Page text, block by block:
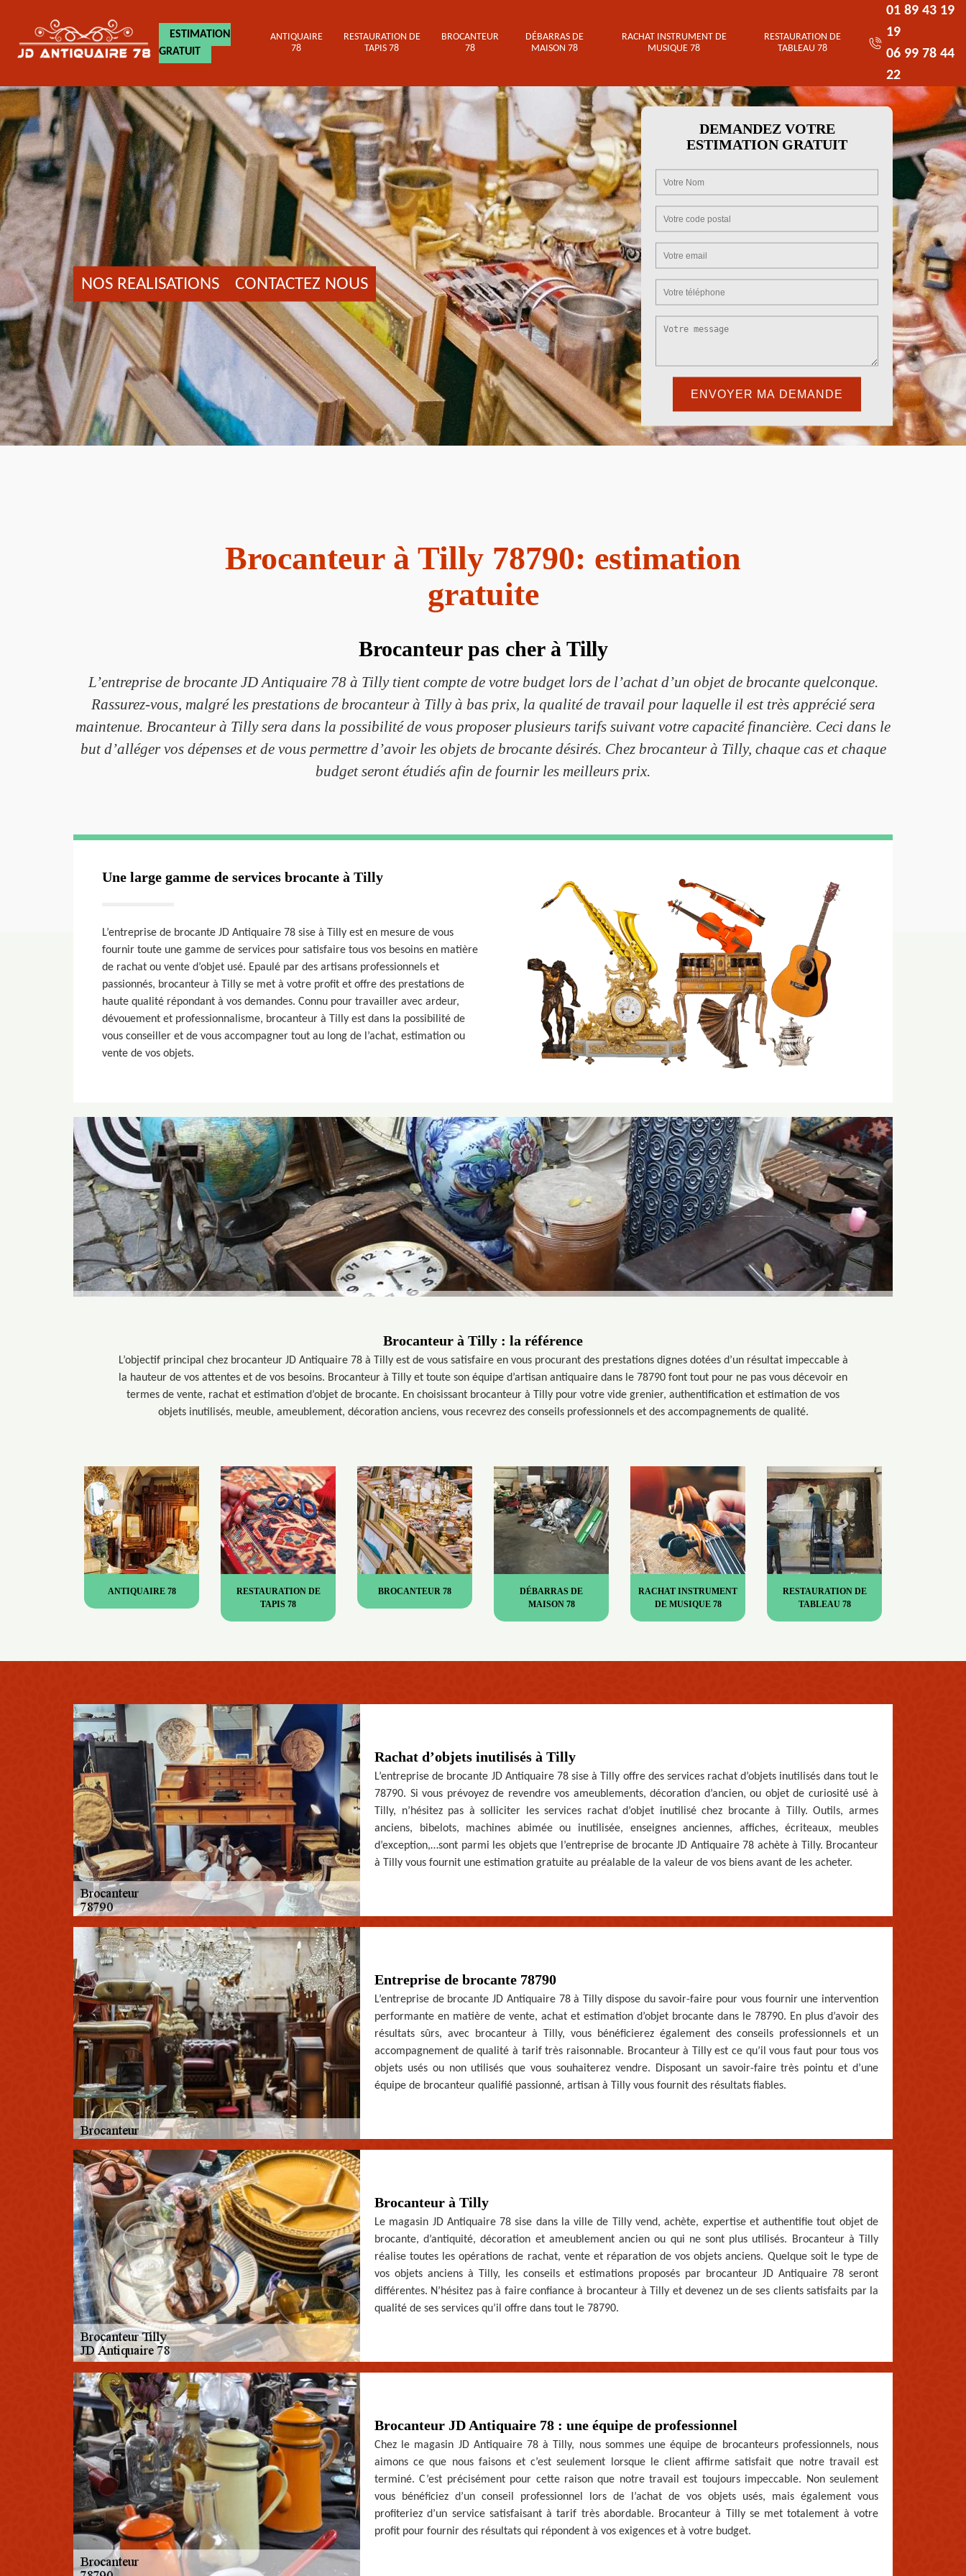
ESTIMATION
GRATUIT
ANTIQUAIRE
78
RESTAURATION DE
TAPIS 78
BROCANTEUR
78
DÉBARRAS DE
MAISON 78
RACHAT INSTRUMENT DE
MUSIQUE 78
RESTAURATION DE
TABLEAU 78
01 89 43 19
19
06 99 78 44
22
NOS REALISATIONS CONTACTEZ NOUS
DEMANDEZ VOTRE
ESTIMATION GRATUIT
Brocanteur à Tilly 78790: estimation
gratuite
Brocanteur pas cher à Tilly
L’entreprise de brocante JD Antiquaire 78 à Tilly tient compte de votre budget lors de l’achat d’un objet de brocante quelconque.
Rassurez-vous, malgré les prestations de brocanteur à Tilly à bas prix, la qualité de travail pour laquelle il est très apprécié sera
maintenue. Brocanteur à Tilly sera dans la possibilité de vous proposer plusieurs tarifs suivant votre capacité financière. Ceci dans le
but d’alléger vos dépenses et de vous permettre d’avoir les objets de brocante désirés. Chez brocanteur à Tilly, chaque cas et chaque
budget seront étudiés afin de fournir les meilleurs prix.
Une large gamme de services brocante à Tilly
L’entreprise de brocante JD Antiquaire 78 sise à Tilly est en mesure de vous
fournir toute une gamme de services pour satisfaire tous vos besoins en matière
de rachat ou vente d’objet usé. Epaulé par des artisans professionnels et
passionnés, brocanteur à Tilly se met à votre profit et offre des prestations de
haute qualité répondant à vos demandes. Connu pour travailler avec ardeur,
dévouement et professionnalisme, brocanteur à Tilly est dans la possibilité de
vous conseiller et de vous accompagner tout au long de l’achat, estimation ou
vente de vos objets.
Brocanteur à Tilly : la référence
L’objectif principal chez brocanteur JD Antiquaire 78 à Tilly est de vous satisfaire en vous procurant des prestations dignes dotées d’un résultat impeccable à
la hauteur de vos attentes et de vos besoins. Brocanteur à Tilly et toute son équipe d’artisan antiquaire dans le 78790 font tout pour ne pas vous décevoir en
termes de vente, rachat et estimation d’objet de brocante. En choisissant brocanteur à Tilly pour votre vide grenier, authentification et estimation de vos
objets inutilisés, meuble, ameublement, décoration anciens, vous recevrez des conseils professionnels et des accompagnements de qualité.
ANTIQUAIRE 78
RESTAURATION DE
TAPIS 78
BROCANTEUR 78
DÉBARRAS DE
MAISON 78
RACHAT INSTRUMENT
DE MUSIQUE 78
RESTAURATION DE
TABLEAU 78
Rachat d’objets inutilisés à Tilly
L’entreprise de brocante JD Antiquaire 78 sise à Tilly offre des services rachat d’objets inutilisés dans tout le
78790. Si vous prévoyez de revendre vos ameublements, décoration d’ancien, ou objet de curiosité usé à
Tilly, n’hésitez pas à solliciter les services rachat d’objet inutilisé chez brocante à Tilly. Outils, armes
anciens, bibelots, machines abimée ou inutilisée, enseignes anciennes, affiches, écriteaux, meubles
d’exception,…sont parmi les objets que l’entreprise de brocante JD Antiquaire 78 achète à Tilly. Brocanteur
à Tilly vous fournit une estimation gratuite au préalable de la valeur de vos biens avant de les acheter.
Entreprise de brocante 78790
L’entreprise de brocante JD Antiquaire 78 à Tilly dispose du savoir-faire pour vous fournir une intervention
performante en matière de vente, achat et estimation d’objet brocante dans le 78790. En plus d’avoir des
résultats sûrs, avec brocanteur à Tilly, vous bénéficierez également des conseils professionnels et un
accompagnement de qualité à tarif très raisonnable. Brocanteur à Tilly est ce qu’il vous faut pour tous vos
objets usés ou non utilisés que vous souhaiterez vendre. Disposant un savoir-faire très pointu et d’une
équipe de brocanteur qualifié passionné, artisan à Tilly vous fournit des résultats fiables.
Brocanteur à Tilly
Le magasin JD Antiquaire 78 sise dans la ville de Tilly vend, achète, expertise et authentifie tout objet de
brocante, d’antiquité, décoration et ameublement ancien ou qui ne sont plus utilisés. Brocanteur à Tilly
réalise toutes les opérations de rachat, vente et réparation de vos objets anciens. Quelque soit le type de
vos objets anciens à Tilly, les conseils et estimations proposés par brocanteur JD Antiquaire 78 seront
différentes. N’hésitez pas à faire confiance à brocanteur à Tilly et devenez un de ses clients satisfaits par la
qualité de ses services qu’il offre dans tout le 78790.
Brocanteur JD Antiquaire 78 : une équipe de professionnel
Chez le magasin JD Antiquaire 78 à Tilly, nous sommes une équipe de brocanteurs professionnels, nous
aimons ce que nous faisons et c’est seulement lorsque le client affirme satisfait que notre travail est
terminé. C’est précisément pour cette raison que notre travail est toujours impeccable. Non seulement
vous bénéficiez d’un conseil professionnel lors de l’achat de vos objets usés, mais également vous
profiteriez d’un service satisfaisant à tarif très abordable. Brocanteur à Tilly se met totalement à votre
profit pour fournir des résultats qui répondent à vos exigences et à votre budget.